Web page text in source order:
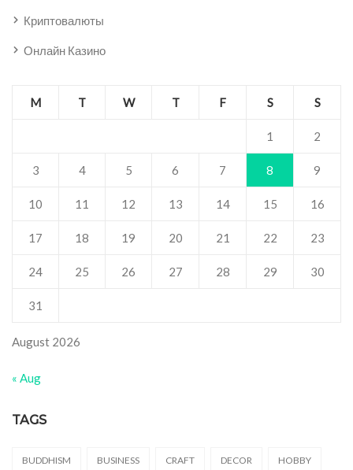
Криптовалюты
Онлайн Казино
August 2026
M T W T F S S
1 2
3 4 5 6 7 8 9
10 11 12 13 14 15 16
17 18 19 20 21 22 23
24 25 26 27 28 29 30
31
« Aug
TAGS
BUDDHISM BUSINESS CRAFT DECOR HOBBY